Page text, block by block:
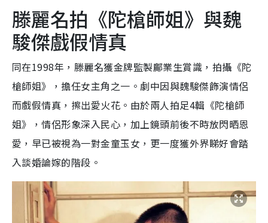
滕麗名拍《陀槍師姐》與魏
駿傑戲假情真
同在1998年，滕麗名獲金牌監製鄺業生賞識，拍攝《陀
槍師姐》，擔任女主角之一。劇中因與魏駿傑飾演情侶
而戲假情真，擦出愛火花。由於兩人拍足4輯《陀槍師
姐》，情侶形象深入民心，加上鏡頭前後不時放閃晒恩
愛，早已被視為一對金童玉女，更一度獲外界睇好會踏
入談婚論嫁的階段。